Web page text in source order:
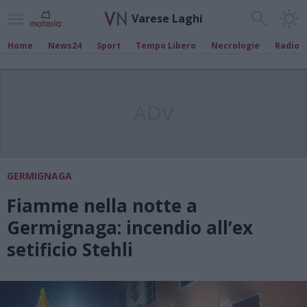
Varese Laghi
Home News24 Sport Tempo Libero Necrologie Radio
GERMIGNAGA
Fiamme nella notte a
Germignaga: incendio all’ex
setificio Stehli